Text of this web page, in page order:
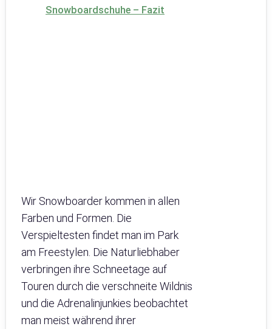
Snowboardschuhe – Fazit
Wir Snowboarder kommen in allen
Farben und Formen. Die
Verspieltesten findet man im Park
am Freestylen. Die Naturliebhaber
verbringen ihre Schneetage auf
Touren durch die verschneite Wildnis
und die Adrenalinjunkies beobachtet
man meist während ihrer